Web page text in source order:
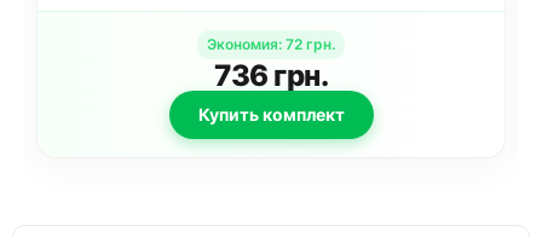
Экономия: 72 грн.
736 грн.
Купить комплект